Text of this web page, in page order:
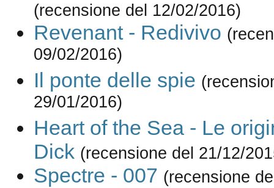
(recensione del 12/02/2016)
Revenant - Redivivo
09/02/2016)
Il ponte delle spie
29/01/2016)
Heart of the Sea - Le
Dick (recensione del 21/12/
Spectre - 007 (recensione